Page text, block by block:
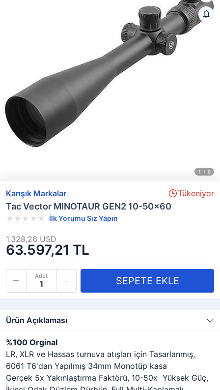
Karışık Markalar Tükeniyor
Tac Vector MINOTAUR GEN2 10-50x60
İlk Yorumu Siz Yapın
63.597,21 TL
1.328,26 USD
Adet
Ürün Açıklaması
%100 Orginal
LR, XLR ve Hassas turnuva atışları için Tasarlanmış,
6061 T6'dan Yapılmış 34mm Monotüp kasa
Gerçek 5x Yakınlaştırma Faktörü, 10-50x Yüksek Güç,